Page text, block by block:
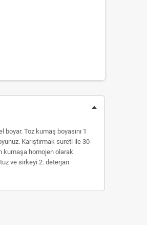
Toz kumaş boyasını 1
Karıştırmak sureti ile 30-
kumaşa homojen olarak
ve sirkeyi 2. deterjan